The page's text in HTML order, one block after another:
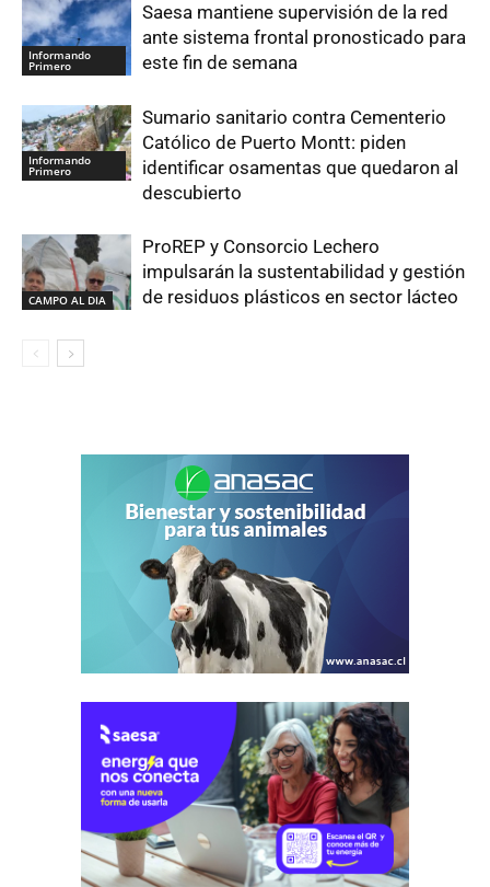
Informando
Primero
Saesa mantiene supervisión de la red
ante sistema frontal pronosticado para
este fin de semana
Informando
Primero
Sumario sanitario contra Cementerio
Católico de Puerto Montt: piden
identificar osamentas que quedaron al
descubierto
CAMPO AL DIA
ProREP y Consorcio Lechero
impulsarán la sustentabilidad y gestión
de residuos plásticos en sector lácteo